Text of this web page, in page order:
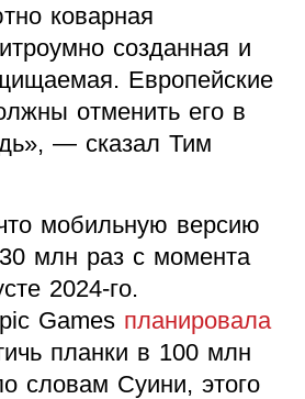
коварная
созданная и
Европейские
отменить его в
— сказал Тим
мобильную версию
млн раз с момента
2024-го.
Games планировала
планки в 100 млн
словам Суини, этого